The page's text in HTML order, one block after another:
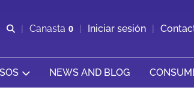
Abrir b&#250;squeda
Canasta 0
Ver carrito
Iniciar sesión
NEWS AND BLOG